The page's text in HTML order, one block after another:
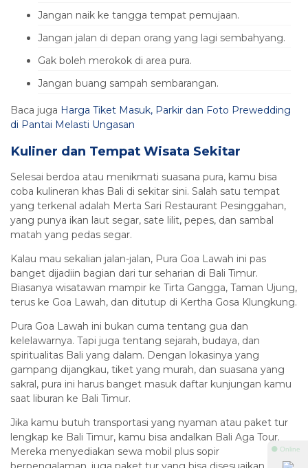
Jangan naik ke tangga tempat pemujaan.
Jangan jalan di depan orang yang lagi sembahyang.
Gak boleh merokok di area pura.
Jangan buang sampah sembarangan.
Baca juga Harga Tiket Masuk, Parkir dan Foto Prewedding
di Pantai Melasti Ungasan
Kuliner dan Tempat Wisata Sekitar
Selesai berdoa atau menikmati suasana pura, kamu bisa
coba kulineran khas Bali di sekitar sini. Salah satu tempat
yang terkenal adalah Merta Sari Restaurant Pesinggahan,
yang punya ikan laut segar, sate lilit, pepes, dan sambal
matah yang pedas segar.
Kalau mau sekalian jalan-jalan, Pura Goa Lawah ini pas
banget dijadiin bagian dari tur seharian di Bali Timur.
Biasanya wisatawan mampir ke Tirta Gangga, Taman Ujung,
terus ke Goa Lawah, dan ditutup di Kertha Gosa Klungkung.
Pura Goa Lawah ini bukan cuma tentang gua dan
kelelawarnya. Tapi juga tentang sejarah, budaya, dan
spiritualitas Bali yang dalam. Dengan lokasinya yang
gampang dijangkau, tiket yang murah, dan suasana yang
sakral, pura ini harus banget masuk daftar kunjungan kamu
saat liburan ke Bali Timur.
Jika kamu butuh transportasi yang nyaman atau paket tur
lengkap ke Bali Timur, kamu bisa andalkan Bali Aga Tour.
Mereka menyediakan sewa mobil plus sopir
⚫ Online